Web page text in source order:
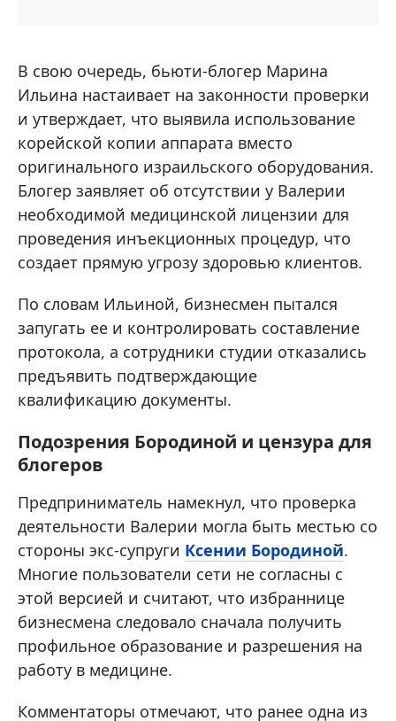
В свою очередь, бьюти-блогер Марина
Ильина настаивает на законности проверки
и утверждает, что выявила использование
корейской копии аппарата вместо
оригинального израильского оборудования.
Блогер заявляет об отсутствии у Валерии
необходимой медицинской лицензии для
проведения инъекционных процедур, что
создает прямую угрозу здоровью клиентов.
По словам Ильиной, бизнесмен пытался
запугать ее и контролировать составление
протокола, а сотрудники студии отказались
предъявить подтверждающие
квалификацию документы.
Подозрения Бородиной и цензура для
блогеров
Предприниматель намекнул, что проверка
деятельности Валерии могла быть местью со
стороны экс-супруги Ксении Бородиной.
Многие пользователи сети не согласны с
этой версией и считают, что избраннице
бизнесмена следовало сначала получить
профильное образование и разрешения на
работу в медицине.
Комментаторы отмечают, что ранее одна из